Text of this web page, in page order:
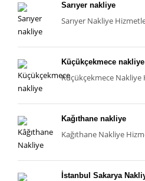
Sarıyer nakliye
Sarıyer Nakliye
Küçükçekmece nakliye
Küçükçekmece Nakliye
Kağıthane nakliye
Kağıthane Nakliye
İstanbul Sakarya